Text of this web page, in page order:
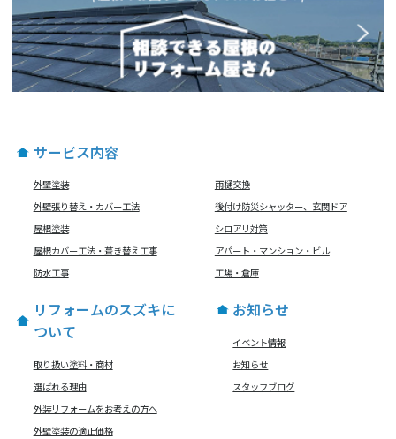
サービス内容
外壁塗装
外壁張り替え・カバー工法
屋根塗装
屋根カバー工法・葺き替え工事
防水工事
雨樋交換
後付け防災シャッター、玄関ドア
シロアリ対策
アパート・マンション・ビル
工場・倉庫
リフォームのスズキに
ついて
取り扱い塗料・商材
選ばれる理由
外装リフォームをお考えの方へ
外壁塗装の適正価格
お知らせ
イベント情報
お知らせ
スタッフブログ